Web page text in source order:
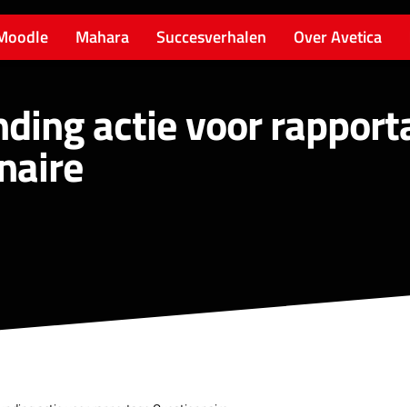
Mahara Succesverhalen Over Avetica
actie voor